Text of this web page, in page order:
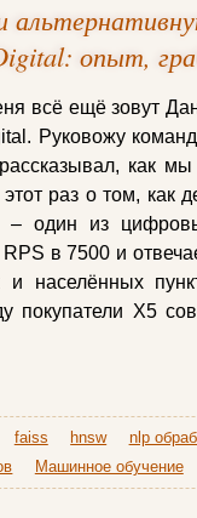
опыт,
всё ещё зовут
Руковожу
как
раз о том, как
– один из
в 7500 и
населённых
покупатели Х5
faiss hnsw nlp
Машинное обучение